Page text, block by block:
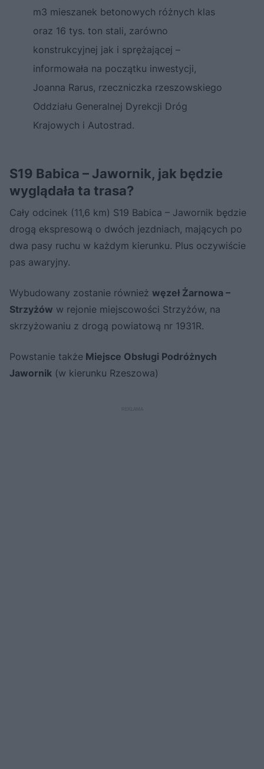
m3 mieszanek betonowych różnych klas
oraz 16 tys. ton stali, zarówno
konstrukcyjnej jak i sprężającej –
informowała na początku inwestycji,
Joanna Rarus, rzeczniczka rzeszowskiego
Oddziału Generalnej Dyrekcji Dróg
Krajowych i Autostrad.
S19 Babica – Jawornik, jak będzie
wyglądała ta trasa?
Cały odcinek (11,6 km) S19 Babica – Jawornik będzie
drogą ekspresową o dwóch jezdniach, mających po
dwa pasy ruchu w każdym kierunku. Plus oczywiście
pas awaryjny.
Wybudowany zostanie również węzeł Żarnowa –
Strzyżów w rejonie miejscowości Strzyżów, na
skrzyżowaniu z drogą powiatową nr 1931R.
Powstanie także Miejsce Obsługi Podróżnych
Jawornik (w kierunku Rzeszowa)